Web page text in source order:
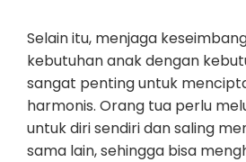
Selain itu, menjaga
kebutuhan anak dengan
sangat penting untuk
harmonis. Orang tua perlu
untuk diri sendiri dan saling
sama lain, sehingga bisa